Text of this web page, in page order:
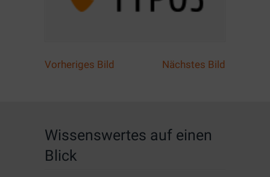
Vorheriges Bild Nächstes Bild
Wissenswertes auf einen
Blick